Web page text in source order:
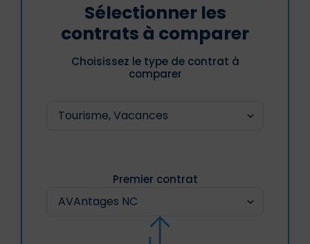
Sélectionner les
contrats à comparer
Choisissez le type de contrat à
comparer
Premier contrat